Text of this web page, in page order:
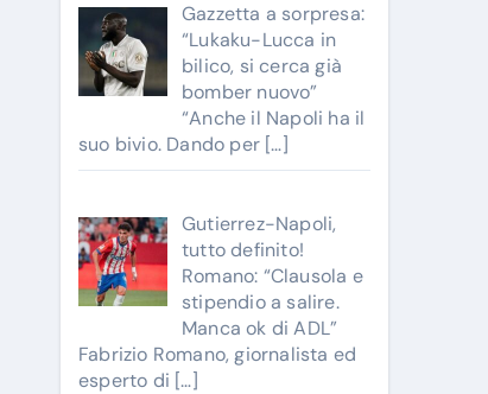
Gazzetta a sorpresa:
“Lukaku-Lucca in
bilico, si cerca già
bomber nuovo”
“Anche il Napoli ha il
suo bivio. Dando per […]
Gutierrez-Napoli,
tutto definito!
Romano: “Clausola e
stipendio a salire.
Manca ok di ADL”
Fabrizio Romano, giornalista ed
esperto di […]